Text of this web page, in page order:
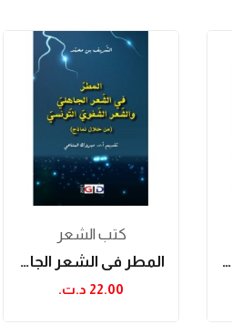
كتب الشعر
المطر في الشعر الجاهلي والشعر الشفوي التونسي...
22.00 د.ت.‏
بلاغة الصورة في الشعر العربي القديم